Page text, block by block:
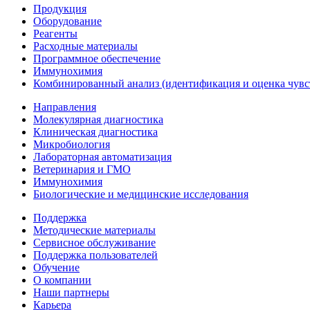
Продукция
Оборудование
Реагенты
Расходные материалы
Программное обеспечение
Иммунохимия
Комбинированный анализ (идентификация и оценка
Направления
Молекулярная диагностика
Клиническая диагностика
Микробиология
Лабораторная автоматизация
Ветеринария и ГМО
Иммунохимия
Биологические и медицинские исследования
Поддержка
Методические материалы
Сервисное обслуживание
Поддержка пользователей
Обучение
О компании
Наши партнеры
Карьера